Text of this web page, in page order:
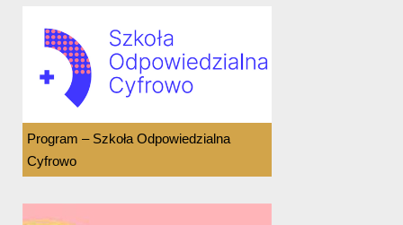
Program – Szkoła Odpowiedzialna
Cyfrowo